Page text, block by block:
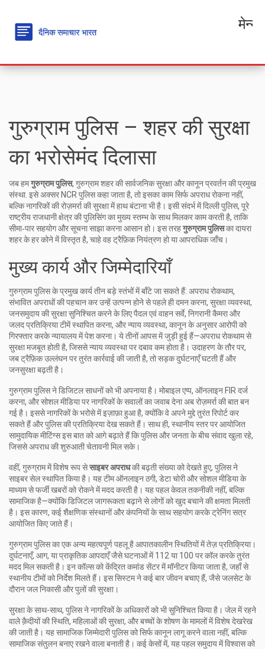
मेन्यू
गुरुग्राम पुलिस – शहर की सुरक्षा
का भरोसेमंद दिलासा
जब हमगुरुग्राम पुलिस, गुरुग्राम शहर की सार्वजनिक सुरक्षा और कानून प्रवर्तन की प्रमुख
संस्था. इसे अक्सर NCR पुलिसकहा जाता है, तो इसका काम सिर्फ अपराध रोकना नहीं,
बल्कि नागरिकों की रोज़मर्रा की सुरक्षा में हाथ बंटाना भी है। इसी संदर्भ मेंदिल्ली पुलिस, पूरे
राष्ट्रीय राजधानी क्षेत्र की पुलिसिंग का मुख्य स्तम्भके साथ मिलकर काम करती है, ताकि
सीमा‑पार सहयोग और सूचना साझा करना आसान हो। इस तरहगुरुग्राम पुलिसका दायरा
शहर के हर कोने में विस्तृत है, चाहे वह ट्रैफ़िक नियंत्रण हो या आपराधिक जाँच।
मुख्य कार्य और जिम्मेदारियाँ
गुरुग्राम पुलिस के प्रमुख कार्य तीन बड़े स्तंभों में बाँटे जा सकते हैं: अपराध रोकथाम,
संभावित अपराधों की पहचान कर उन्हें उत्पन्न होने से पहले ही दमन करना, सुरक्षा व्यवस्था,
जनसमुदाय की सुरक्षा सुनिश्चित करने के लिए पैदल एवं वाहन सर्वे, निगरानी कैमरा और
जलद प्रतिक्रिया टीमें स्थापित करना, औरन्याय व्यवस्था, कानून के अनुसार आरोपी को
गिरफ्तार करके न्यायालय में पेश करना। ये तीनों आपस में जुड़ी हुई हैं—अपराध रोकथाम से
सुरक्षा मजबूत होती है, जिससे न्याय व्यवस्था पर दबाव कम होता है। उदाहरण के तौर पर,
जब ट्रैफ़िक उल्लंघन पर तुरंत कार्रवाई की जाती है, तो सड़क दुर्घटनाएँ घटती हैं और
जनसुरक्षा बढ़ती है।
गुरुग्राम पुलिस ने डिजिटल साधनों को भी अपनाया है। मोबाइल एप्प, ऑनलाइन FIR दर्ज
करना, और सोशल मीडिया पर नागरिकों के सवालों का जवाब देना अब रोज़मर्रा की बात बन
गई है। इससे नागरिकों के भरोसे में इज़ाफ़ा हुआ है, क्योंकि वे अपने मुद्दे तुरंत रिपोर्ट कर
सकते हैं और पुलिस की प्रतिक्रिया देख सकते हैं। साथ ही, स्थानीय स्तर पर आयोजित
सामुदायिक मीटिंग्स इस बात को आगे बढ़ाते हैं कि पुलिस और जनता के बीच संवाद खुला रहे,
जिससे अपराध की शुरुआती चेतावनी मिल सके।
वहीं, गुरुग्राम में विशेष रूप सेसाइबर अपराधकी बढ़ती संख्या को देखते हुए, पुलिस ने
साइबर सेल स्थापित किया है। यह टीम ऑनलाइन ठगी, डेटा चोरी और सोशल मीडिया के
माध्यम से फर्जी खबरों को रोकने में मदद करती है। यह पहल केवल तकनीकी नहीं, बल्कि
सामाजिक है—क्योंकि डिजिटल जागरूकता बढ़ाने से लोगों को खुद बचाने की क्षमता मिलती
है। इस कारण, कई शैक्षणिक संस्थानों और कंपनियों के साथ सहयोग करके ट्रेनिंग सत्र
आयोजित किए जाते हैं।
गुरुग्राम पुलिस का एक अन्य महत्वपूर्ण पहलू है आपातकालीन स्थितियों में तेज़ प्रतिक्रिया।
दुर्घटनाएँ, आग, या प्राकृतिक आपदाएँ जैसे घटनाओं में 112 या 100 पर कॉल करके तुरंत
मदद मिल सकती है। इन कॉल्स को केंद्रित कमांड सेंटर में मॉनीटर किया जाता है, जहाँ से
स्थानीय टीमों को निर्देश मिलते हैं। इस सिस्टम ने कई बार जीवन बचाए हैं, जैसे जलसेट के
दौरान जल निकासी और पुलों की सुरक्षा।
सुरक्षा के साथ-साथ, पुलिस ने नागरिकों के अधिकारों को भी सुनिश्चित किया है। जेल में रहने
वाले क़ैदीयों की स्थिति, महिलाओं की सुरक्षा, और बच्चों के शोषण के मामलों में विशेष देखरेख
की जाती है। यह सामाजिक जिम्मेदारी पुलिस को सिर्फ कानून लागू करने वाला नहीं, बल्कि
सामाजिक संतुलन बनाए रखने वाला बनाती है। कई केसों में, यह पहल समुदाय में विश्वास को